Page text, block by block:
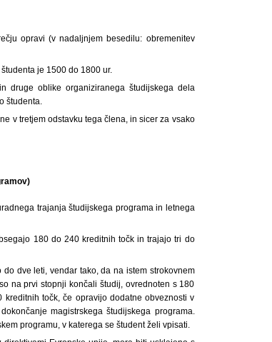
opravi (v nadaljnjem besedilu: obremenitev
je 1500 do 1800 ur.
druge oblike organiziranega študijskega dela
študenta.
v tretjem odstavku tega člena, in sicer za vsako
trajanja študijskega programa in letnega
180 do 240 kreditnih točk in trajajo tri do
dve leti, vendar tako, da na istem strokovnem
na prvi stopnji končali študij, ovrednoten s 180
točk, če opravijo dodatne obveznosti v
magistrskega študijskega programa.
programu, v katerega se študent želi vpisati.